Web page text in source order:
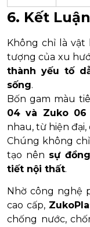
6. Kết Luận
Không chỉ là vật
tượng của xu
thành yếu tố
sống.
Bốn gam màu
04 và Zuko 06
nhau, từ hiện
Chúng không
tạo nên sự
tiết nội thất.
Nhờ công nghệ
cao cấp,
chống nước,